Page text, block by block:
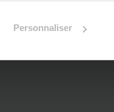
Personnaliser
téléphone :